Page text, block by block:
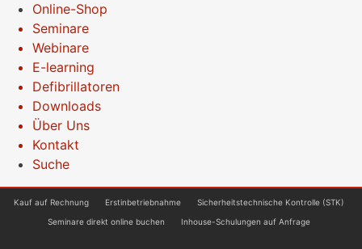
Online-Shop
Seminare
Webinare
E-learning
Defibrillatoren
Downloads
Über Uns
Kontakt
Suche
Kauf auf Rechnung Erstinbetriebnahme
Sicherheitstechnische Kontrolle (STK)
Seminare direkt online buchen
Inhouse-Schulungen auf Anfrage